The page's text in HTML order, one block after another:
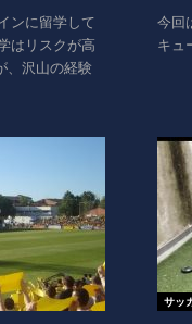
ンに留学して
はリスクが高
、沢山の経験
今回
キュ
サッ